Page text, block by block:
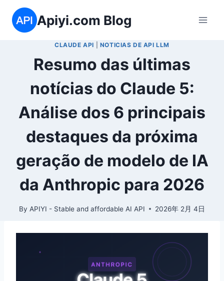
content
Apiyi.com Blog
CLAUDE API NOTICIAS DE API LLM
Resumo das últimas
notícias do Claude 5:
Análise dos 6 principais
destaques da próxima
geração de modelo de IA
da Anthropic para 2026
By APIYI - Stable and affordable AI API 2026年 2月 4日